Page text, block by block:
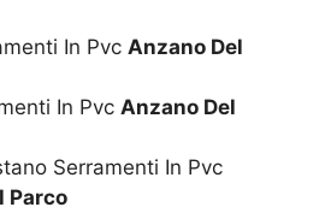
In Pvc Anzano Del
In Pvc Anzano Del
Serramenti In Pvc
Parco